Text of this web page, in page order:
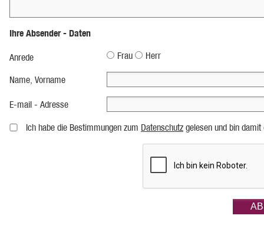
Ihre Absender - Daten
Anrede Frau Herr
Name, Vorname
E-mail - Adresse
Ich habe die Bestimmungen zum Datenschutz gelesen und bin